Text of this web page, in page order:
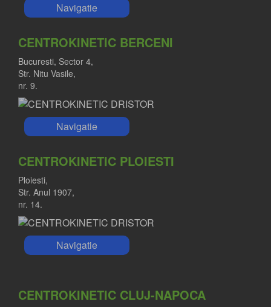
Navigatie
CENTROKINETIC BERCENI
Bucuresti, Sector 4,
Str. Nitu Vasile,
nr. 9.
Navigatie
CENTROKINETIC PLOIESTI
Ploiesti,
Str. Anul 1907,
nr. 14.
Navigatie
CENTROKINETIC CLUJ-NAPOCA